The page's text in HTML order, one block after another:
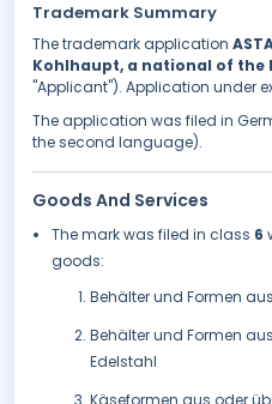
Trademark Summary
The trademark application
Kohlhaupt, a national of the
"Applicant"). Application under
The application was filed in
the second language).
Goods And Services
The mark was filed in class 6
goods:
Behälter und Formen
Behälter und Formen
Edelstahl